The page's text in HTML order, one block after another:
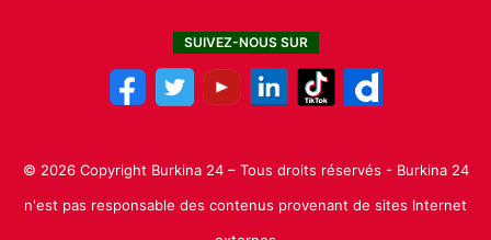
SUIVEZ-NOUS SUR
© 2026 Copyright Burkina 24 – Tous droits réservés - Burkina 24
n'est pas responsable des contenus provenant de sites Internet